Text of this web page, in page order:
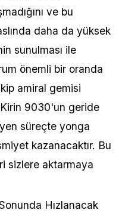
ve bu
daha da yüksek
sunulması ile
önemli bir oranda
amiral gemisi
Kirin 9030'un geride
süreçte yonga
kazanacaktır. Bu
sizlere aktarmaya